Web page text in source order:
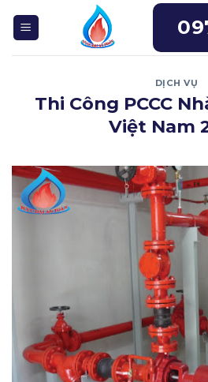
DỊCH VỤ
Thi Công PCCC
Việt Nam